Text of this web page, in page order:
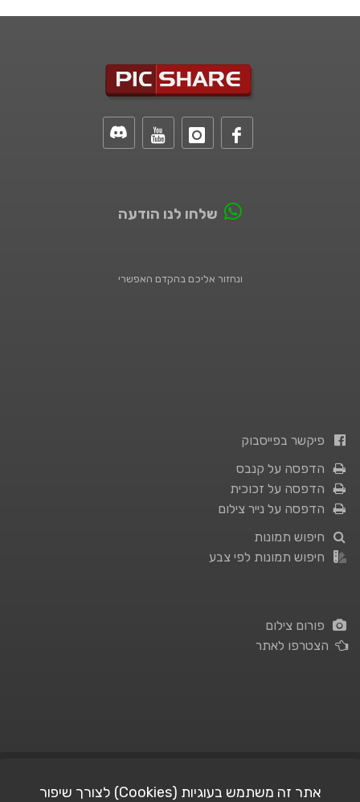
שלחו לנו הודעה
ונחזור אליכם בהקדם האפשרי
פיקשר בפייסבוק
הדפסה על קנבס
הדפסה על זכוכית
הדפסה על נייר צילום
חיפוש תמונות
חיפוש תמונות לפי צבע
פורום צילום
הצטרפו לאתר
אתר זה משתמש בעוגיות (Cookies) לצורך שיפור